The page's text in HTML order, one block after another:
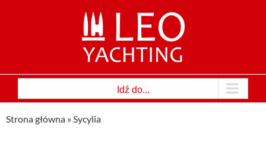
Idź do...
Strona główna » Sycylia